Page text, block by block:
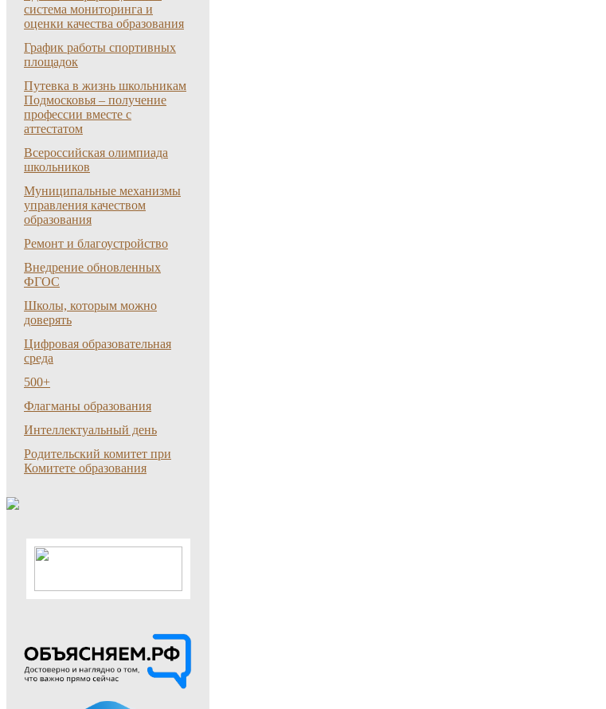
система мониторинга и
оценки качества образования
График работы спортивных
площадок
Путевка в жизнь школьникам
Подмосковья – получение
профессии вместе с
аттестатом
Всероссийская олимпиада
школьников
Муниципальные механизмы
управления качеством
образования
Ремонт и благоустройство
Внедрение обновленных
ФГОС
Школы, которым можно
доверять
Цифровая образовательная
среда
500+
Флагманы образования
Интеллектуальный день
Родительский комитет при
Комитете образования